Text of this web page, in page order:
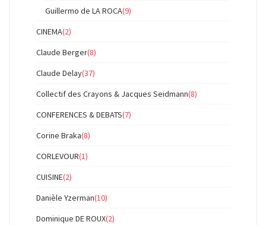
Guillermo de LA ROCA(9)
CINEMA(2)
Claude Berger(8)
Claude Delay(37)
Collectif des Crayons & Jacques Seidmann(8)
CONFERENCES & DEBATS(7)
Corine Braka(8)
CORLEVOUR(1)
CUISINE(2)
Danièle Yzerman(10)
Dominique DE ROUX(2)